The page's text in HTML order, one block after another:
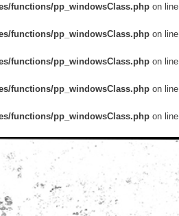
functions/pp_windowsClass.phpon line
functions/pp_windowsClass.phpon line
functions/pp_windowsClass.phpon line
functions/pp_windowsClass.phpon line
functions/pp_windowsClass.phpon line